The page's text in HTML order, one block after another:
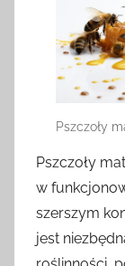
Pszczoły
Pszczoły
w
szerszym
jest